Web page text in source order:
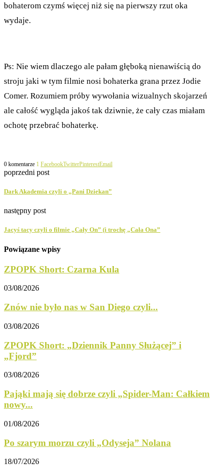
bohaterom czymś więcej niż się na pierwszy rzut oka
wydaje.
Ps: Nie wiem dlaczego ale pałam głęboką nienawiścią do
stroju jaki w tym filmie nosi bohaterka grana przez Jodie
Comer. Rozumiem próby wywołania wizualnych skojarzeń
ale całość wygląda jakoś tak dziwnie, że cały czas miałam
ochotę przebrać bohaterkę.
0 komentarze 1 FacebookTwitterPinterestEmail
poprzedni post
Dark Akademia czyli o „Pani Dziekan”
następny post
Jacyś tacy czyli o filmie „Cały On” (i trochę „Cała Ona”
Powiązane wpisy
ZPOPK Short: Czarna Kula
03/08/2026
Znów nie było nas w San Diego czyli...
03/08/2026
ZPOPK Short: „Dziennik Panny Służącej” i
„Fjord”
03/08/2026
Pająki mają się dobrze czyli „Spider-Man: Całkiem
nowy...
01/08/2026
Po szarym morzu czyli „Odyseja” Nolana
18/07/2026